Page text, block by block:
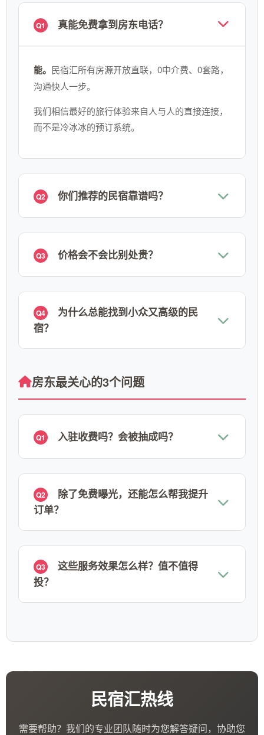
Q1 真能免费拿到房东电话？
能。 民宿汇所有房源开放直联，0中介费、0套路，
沟通快人一步。
我们相信最好的旅行体验来自人与人的直接连接，
而不是冷冰冰的预订系统。
Q2 你们推荐的民宿靠谱吗？
Q3 价格会不会比别处贵？
Q4
为什么总能找到小众又高级的民
宿？
房东最关心的3个问题
Q1 入驻收费吗？会被抽成吗？
Q2
除了免费曝光，还能怎么帮我提升
订单？
Q3
这些服务效果怎么样？值不值得
投？
民宿汇热线
需要帮助？我们的专业团队随时为您解答疑问，协助您